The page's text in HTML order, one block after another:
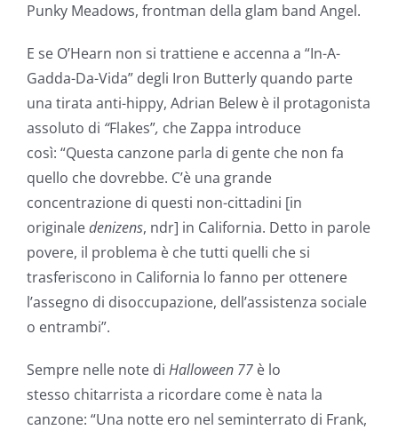
Punky Meadows, frontman della glam band Angel.
E se O’Hearn non si trattiene e accenna a “In-A-
Gadda-Da-Vida” degli Iron Butterly quando parte
una tirata anti-hippy, Adrian Belew è il protagonista
assoluto di “Flakes”, che Zappa introduce
così: “Questa canzone parla di gente che non fa
quello che dovrebbe. C’è una grande
concentrazione di questi non-cittadini [in
originaledenizens, ndr] in California. Detto in parole
povere, il problema è che tutti quelli che si
trasferiscono in California lo fanno per ottenere
l’assegno di disoccupazione, dell’assistenza sociale
o entrambi”.
Sempre nelle note di Halloween 77 è lo
stesso chitarrista a ricordare come è nata la
canzone: “Una notte ero nel seminterrato di Frank,